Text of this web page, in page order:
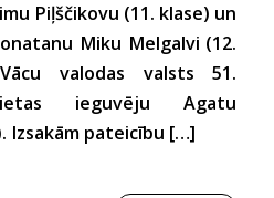
Piļščikovu (11. klase) un
Miku Melgalvi (12.
valodas valsts 51.
ieguvēju Agatu
Izsakām pateicību […]